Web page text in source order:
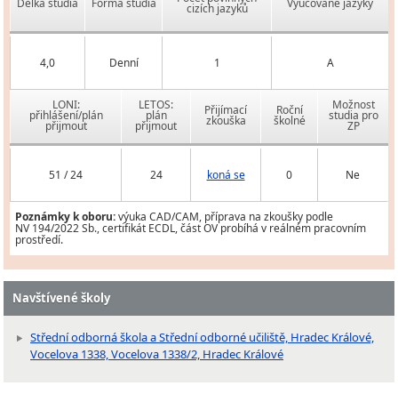
Délka studia Forma studia cizích jazyků Vyučované jazyky
4,0 Denní 1 A
LONI:
přihlášení/plán
přijmout
LETOS:
plán
přijmout
Přijímací
zkouška
Roční
školné
Možnost
studia pro
ZP
51 / 24 24 koná se 0 Ne
Poznámky k oboru:výuka CAD/CAM, příprava na zkoušky podle
NV 194/2022 Sb., certifikát ECDL, část OV probíhá v reálném pracovním
prostředí.
Navštívené školy
Střední odborná škola a Střední odborné učiliště, Hradec Králové,
Vocelova 1338, Vocelova 1338/2, Hradec Králové